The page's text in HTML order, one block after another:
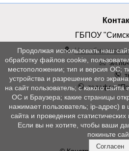
ГБПОУ
Челябинская
телефон
Продолжая использовать наш
обработку файлов cookie,
местоположении; тип и версия ОС;
устройства и разрешение его
на сайт пользователь; с какого
ОС и Браузера; какие страницы
нажимает пользователь; ip-адрес)
сайта и проведения
Если вы не хотите, чтобы ваши
покиньте
Согласен